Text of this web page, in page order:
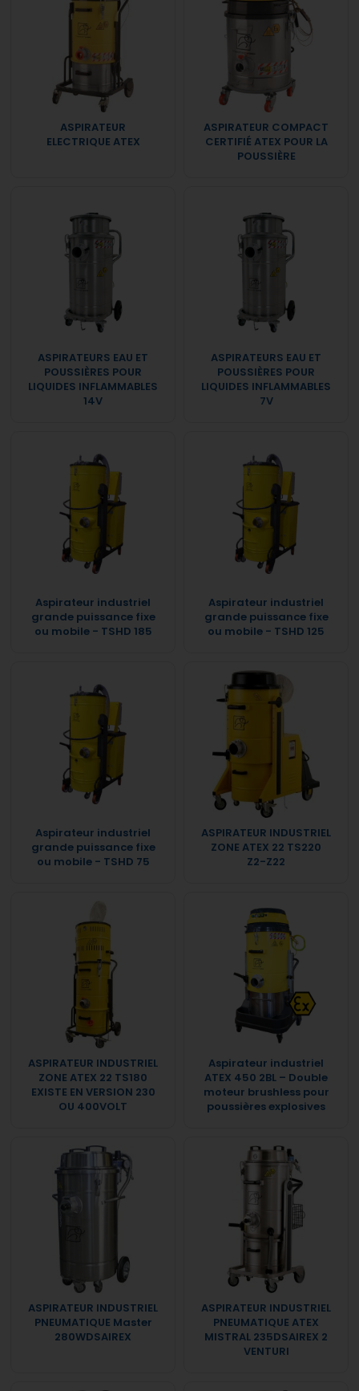
ASPIRATEUR
ELECTRIQUE ATEX
ASPIRATEUR COMPACT
CERTIFIÉ ATEX POUR LA
POUSSIÈRE
ASPIRATEURS EAU ET
POUSSIÈRES POUR
LIQUIDES INFLAMMABLES
14V
ASPIRATEURS EAU ET
POUSSIÈRES POUR
LIQUIDES INFLAMMABLES
7V
Aspirateur industriel
grande puissance fixe
ou mobile - TSHD 185
Aspirateur industriel
grande puissance fixe
ou mobile - TSHD 125
Aspirateur industriel
grande puissance fixe
ou mobile - TSHD 75
ASPIRATEUR INDUSTRIEL
ZONE ATEX 22 TS220
Z2-Z22
ASPIRATEUR INDUSTRIEL
ZONE ATEX 22 TS180
EXISTE EN VERSION 230
OU 400VOLT
Aspirateur industriel
ATEX 450 2BL – Double
moteur brushless pour
poussières explosives
ASPIRATEUR INDUSTRIEL
PNEUMATIQUE Master
280WDSAIREX
ASPIRATEUR INDUSTRIEL
PNEUMATIQUE ATEX
MISTRAL 235DSAIREX 2
VENTURI